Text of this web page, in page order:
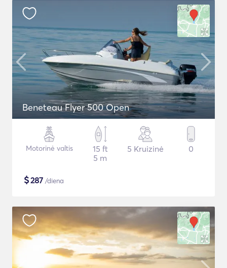
Beneteau Flyer 500 Open
Motorinė valtis
15 ft
5 m
5 Kruizinė 0
$287 /diena